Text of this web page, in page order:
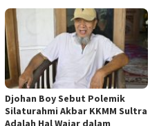
Djohan Boy Sebut Polemik
Silaturahmi Akbar KKMM Sultra
Adalah Hal Wajar dalam